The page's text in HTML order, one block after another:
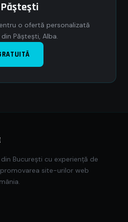
o ofertă personalizată
Păşteşti, Alba.
București cu experiență de
site-urilor web